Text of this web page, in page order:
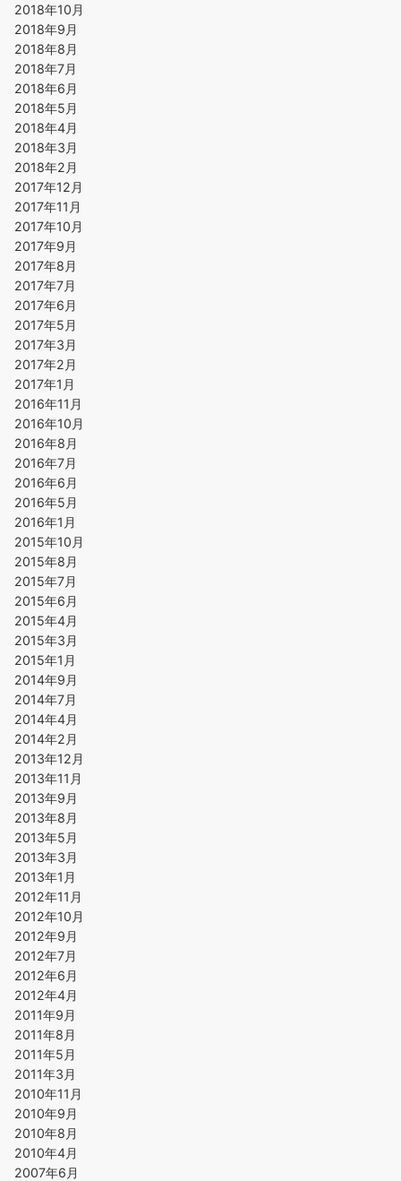
2018年10月
2018年9月
2018年8月
2018年7月
2018年6月
2018年5月
2018年4月
2018年3月
2018年2月
2017年12月
2017年11月
2017年10月
2017年9月
2017年8月
2017年7月
2017年6月
2017年5月
2017年3月
2017年2月
2017年1月
2016年11月
2016年10月
2016年8月
2016年7月
2016年6月
2016年5月
2016年1月
2015年10月
2015年8月
2015年7月
2015年6月
2015年4月
2015年3月
2015年1月
2014年9月
2014年7月
2014年4月
2014年2月
2013年12月
2013年11月
2013年9月
2013年8月
2013年5月
2013年3月
2013年1月
2012年11月
2012年10月
2012年9月
2012年7月
2012年6月
2012年4月
2011年9月
2011年8月
2011年5月
2011年3月
2010年11月
2010年9月
2010年8月
2010年4月
2007年6月